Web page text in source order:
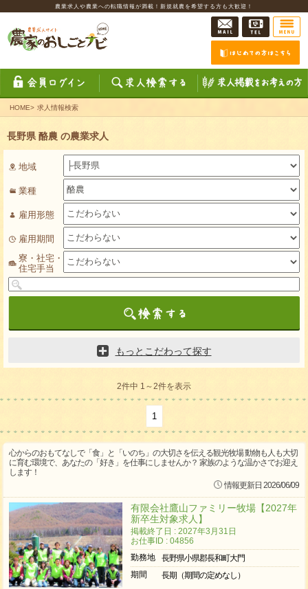
農業求人や農業への転職情報が満載！新規就農を希望する方も大歓迎！
HOME> 求人情報検索
長野県 酪農 の農業求人
地域
業種
雇用形態
雇用期間
寮・社宅・
住宅手当
もっとこだわって探す
2件中 1～2件を表示
1
心からのおもてなしで「食」と「いのち」の大切さを伝える観光牧場 動物も人も大切
に育む環境で、あなたの「好き」を仕事にしませんか？ 家族のような温かさでお迎え
します！
情報更新日 2026/06/09
有限会社鷹山ファミリー牧場【2027年
新卒生対象求人】
掲載終了日 : 2027年3月31日
お仕事ID : 04856
勤務地
長野県小県郡長和町大門
期間
長期（期間の定めなし）